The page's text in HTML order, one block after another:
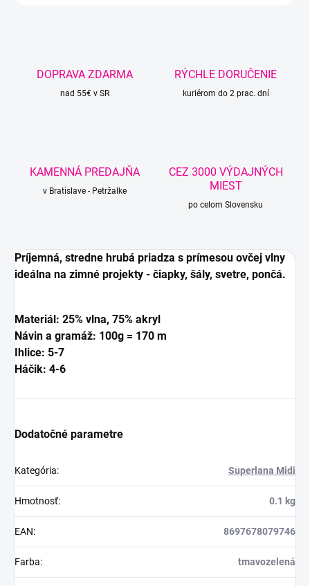
DOPRAVA ZDARMA
nad 55€ v SR
RÝCHLE DORUČENIE
kuriérom do 2 prac. dní
KAMENNÁ PREDAJŇA
v Bratislave - Petržalke
CEZ 3000 VÝDAJNÝCH
MIEST
po celom Slovensku
Príjemná, stredne hrubá priadza s prímesou ovčej vlny
ideálna na zimné projekty - čiapky, šály, svetre, pončá.
Materiál: 25% vlna, 75% akryl
Návin a gramáž: 100g = 170 m
Ihlice: 5-7
Háčik: 4-6
Dodatočné parametre
Kategória: Superlana Midi
Hmotnosť: 0.1 kg
EAN: 8697678079746
Farba: tmavozelená